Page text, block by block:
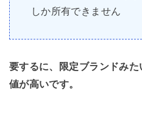
しか所有できません
要するに、限定ブランドみ
値が高いです。